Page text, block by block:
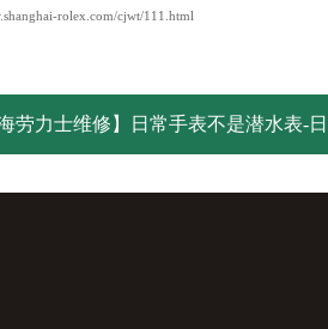
rolex.com/cjwt/111.html
海劳力士维修】日常手表不是潜水表-